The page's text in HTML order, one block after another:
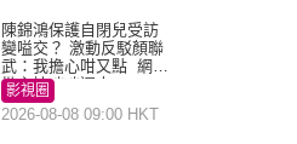
陳錦鴻保護自閉兒受訪
變嗌交？ 激動反駁顏聯
武：我擔心咁又點 網民
批主持咄咄逼人
影視圈
2026-08-08 09:00 HKT